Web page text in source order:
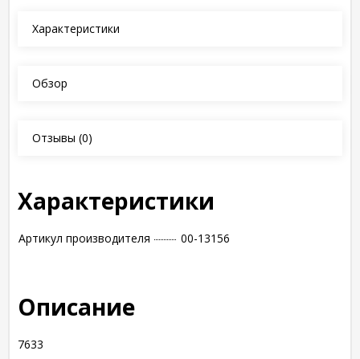
Характеристики
Обзор
Отзывы (0)
Характеристики
Артикул производителя 00-13156
Описание
7633